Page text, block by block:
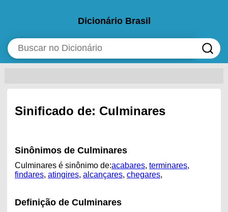
Dicionário Brasil
Sinificado de: Culminares
Sinônimos de Culminares
Culminares é sinônimo de:acabares, terminares,
findares, atingires, alcançares, chegares,
Definição de Culminares